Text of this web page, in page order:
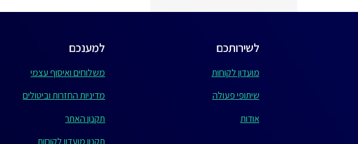
לשירותכם
מועדון לקוחות
שיתופי פעולה
אודות
למענכם
משלוחים ואיסוף עצמי
מדיניות החזרות וביטולים
תקנון האתר
תקנון מועדון לקוחות